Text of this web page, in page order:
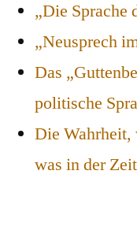
„Die Sprache
„Neusprech
Das
politische
Die Wahrheit,
was in der